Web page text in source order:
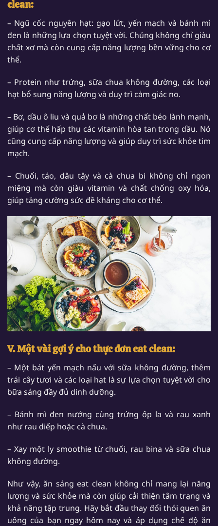
clean:
– Ngũ cốc nguyên hạt: gạo lứt, yến mạch và bánh mì
đen là những lựa chọn tuyệt vời. Chúng không chỉ giàu
chất xơ mà còn cung cấp năng lượng bền vững cho cơ
thể.
– Protein như trứng, sữa chua không đường, các loại
hạt bổ sung năng lượng và duy trì cảm giác no.
– Bơ, dầu ô liu và quả bơ là những chất béo lành mạnh,
giúp cơ thể hấp thụ các vitamin hòa tan trong dầu. Nó
cũng cung cấp năng lượng và giúp duy trì sức khỏe tim
mạch.
– Chuối, táo, dâu tây và cà chua bi không chỉ ngon
miệng mà còn giàu vitamin và chất chống oxy hóa,
giúp tăng cường sức đề kháng cho cơ thể.
V. Một vài gợi ý cho thực đơn eat clean:
– Một bát yến mạch nấu với sữa không đường, thêm
trái cây tươi và các loại hạt là sự lựa chọn tuyệt vời cho
bữa sáng đầy đủ dinh dưỡng.
– Bánh mì đen nướng cùng trứng ốp la và rau xanh
như rau diếp hoặc cà chua.
– Xay một ly smoothie từ chuối, rau bina và sữa chua
không đường.
Như vậy, ăn sáng eat clean không chỉ mang lại năng
lượng và sức khỏe mà còn giúp cải thiện tâm trạng và
khả năng tập trung. Hãy bắt đầu thay đổi thói quen ăn
uống của bạn ngay hôm nay và áp dụng chế độ ăn